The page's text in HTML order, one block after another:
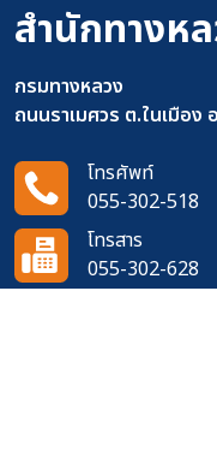
สำนักทางห
กรมทางหลวง
ถนนราเมศวร ต.ในเมือ
โทรศัพท์
055-302-518
โทรสาร
055-302-628